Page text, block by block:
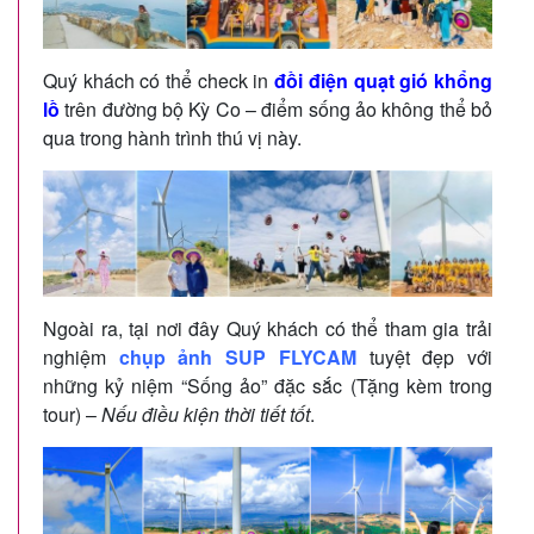
Quý khách có thể check inđồi điện quạt gió khổng
lồ trên đường bộ Kỳ Co – điểm sống ảo không thể bỏ
qua trong hành trình thú vị này.
Ngoài ra, tại nơi đây Quý khách có thể tham gia trải
nghiệm chụp ảnh SUP FLYCAMtuyệt đẹp với
những kỷ niệm “Sống ảo” đặc sắc (Tặng kèm trong
tour) –Nếu điều kiện thời tiết tốt.